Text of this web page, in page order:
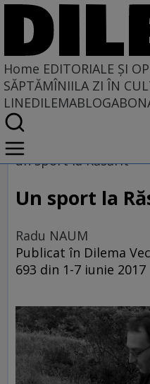
Home EDITORIALE ȘI
SĂPTĂMÎNIILA ZI ÎN
LINEDILEMABLOG
Home
EDITORIALE ȘI OPINII
TÎLC SHOW
un sport la Răsărit
Un sport la
Radu NAUM
Publicat în Dilema
693 din 1-7 iunie 2017